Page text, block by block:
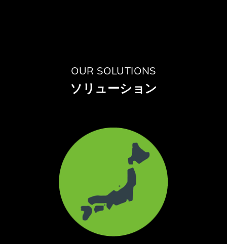
OUR SOLUTIONS
ソリューション